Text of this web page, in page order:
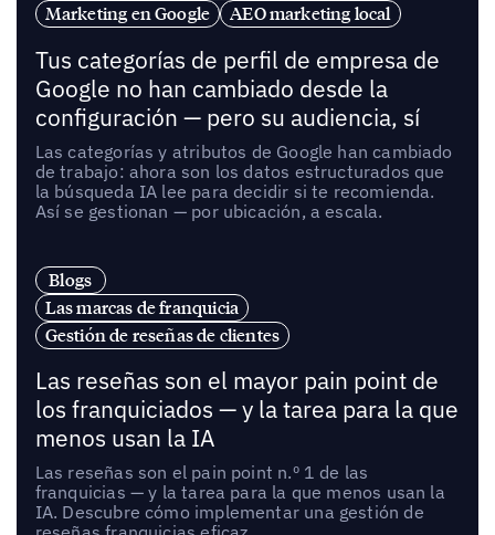
Marketing en Google
AEO marketing local
Tus categorías de perfil de empresa de
Google no han cambiado desde la
configuración — pero su audiencia, sí
Las categorías y atributos de Google han cambiado
de trabajo: ahora son los datos estructurados que
la búsqueda IA lee para decidir si te recomienda.
Así se gestionan — por ubicación, a escala.
Blogs
Las marcas de franquicia
Gestión de reseñas de clientes
Las reseñas son el mayor pain point de
los franquiciados — y la tarea para la que
menos usan la IA
Las reseñas son el pain point n.º 1 de las
franquicias — y la tarea para la que menos usan la
IA. Descubre cómo implementar una gestión de